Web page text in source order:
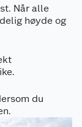
Når alle
høyde og
du